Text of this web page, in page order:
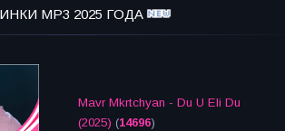
MP3 2025 ГОДА
Mavr Mkrtchyan - Du U Eli Du
(2025) (14696)